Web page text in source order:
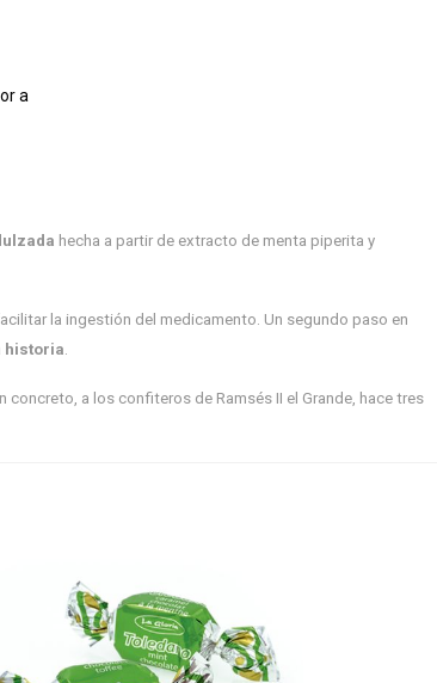
a
hecha a partir de extracto de menta piperita y
la ingestión del medicamento. Un segundo paso en
historia
concreto, a los confiteros de Ramsés II el Grande, hace tres